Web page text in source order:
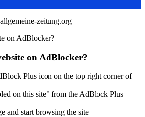
zeitung.org
on AdBlocker?
on AdBlocker?
Plus icon on the top right corner of
on this site" from the AdBlock Plus
and start browsing the site